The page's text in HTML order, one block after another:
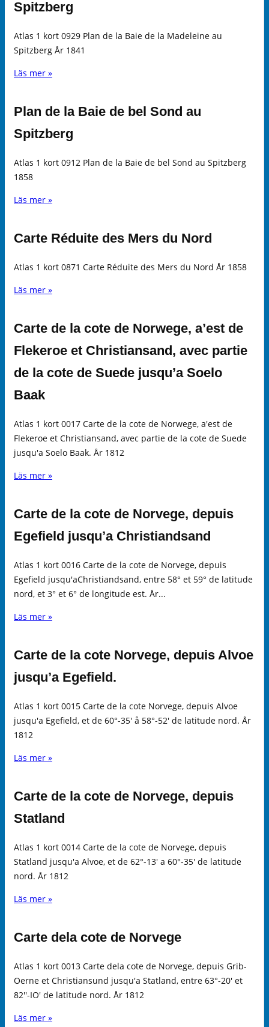
Spitzberg
Atlas 1 kort 0929 Plan de la Baie de la Madeleine au
Spitzberg År 1841
Läs mer »
Plan de la Baie de bel Sond au
Spitzberg
Atlas 1 kort 0912 Plan de la Baie de bel Sond au Spitzberg
1858
Läs mer »
Carte Réduite des Mers du Nord
Atlas 1 kort 0871 Carte Réduite des Mers du Nord År 1858
Läs mer »
Carte de la cote de Norwege, a’est de
Flekeroe et Christiansand, avec partie
de la cote de Suede jusqu’a Soelo
Baak
Atlas 1 kort 0017 Carte de la cote de Norwege, a'est de
Flekeroe et Christiansand, avec partie de la cote de Suede
jusqu'a Soelo Baak. År 1812
Läs mer »
Carte de la cote de Norvege, depuis
Egefield jusqu’a Christiandsand
Atlas 1 kort 0016 Carte de la cote de Norvege, depuis
Egefield jusqu'aChristiandsand, entre 58° et 59° de latitude
nord, et 3° et 6° de longitude est. År...
Läs mer »
Carte de la cote Norvege, depuis Alvoe
jusqu’a Egefield.
Atlas 1 kort 0015 Carte de la cote Norvege, depuis Alvoe
jusqu'a Egefield, et de 60°-35' å 58°-52' de latitude nord. År
1812
Läs mer »
Carte de la cote de Norvege, depuis
Statland
Atlas 1 kort 0014 Carte de la cote de Norvege, depuis
Statland jusqu'a Alvoe, et de 62°-13' a 60°-35' de latitude
nord. År 1812
Läs mer »
Carte dela cote de Norvege
Atlas 1 kort 0013 Carte dela cote de Norvege, depuis Grib-
Oerne et Christiansund jusqu'a Statland, entre 63°-20' et
82''-IO' de latitude nord. År 1812
Läs mer »